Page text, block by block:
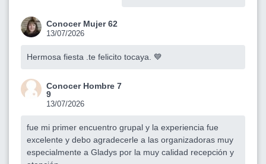
Conocer Mujer 62
13/07/2026
Hermosa fiesta .te felicito tocaya. 💙
Conocer Hombre 7
9
13/07/2026
fue mi primer encuentro grupal y la experiencia fue
excelente y debo agradecerle a las organizadoras muy
especialmente a Gladys por la muy calidad recepción y